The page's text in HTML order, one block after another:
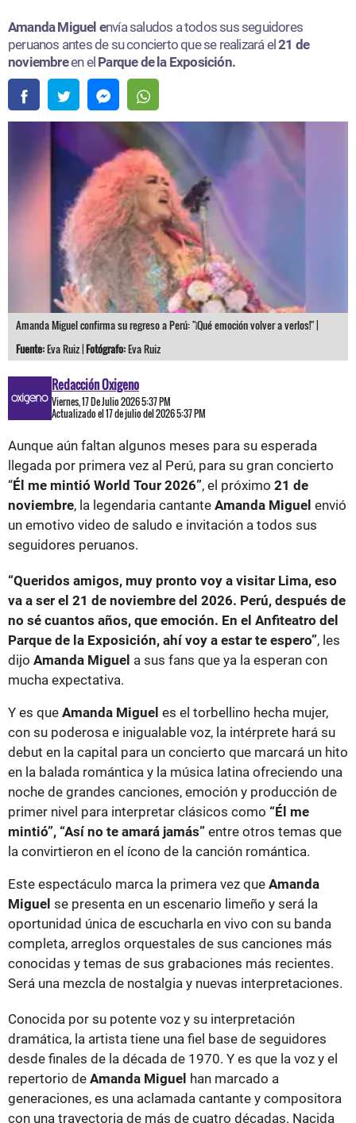
Amanda Miguel envía saludos a todos sus seguidores
peruanos antes de su concierto que se realizará el21 de
noviembreen el Parque de la Exposición.
Amanda Miguel confirma su regreso a Perú: "¡Qué emoción volver a verlos!" |
Fuente:Eva Ruiz |Fotógrafo:Eva Ruiz
Redacción Oxigeno
Viernes, 17 De Julio 2026 5:37 PM
Actualizado el 17 de julio del 2026 5:37 PM
Aunque aún faltan algunos meses para su esperada
llegada por primera vez al Perú, para su gran concierto
“Él me mintió World Tour 2026”, el próximo 21 de
noviembre, la legendaria cantante Amanda Miguel envió
un emotivo video de saludo e invitación a todos sus
seguidores peruanos.
“Queridos amigos, muy pronto voy a visitar Lima, eso
va a ser el 21 de noviembre del 2026. Perú, después de
no sé cuantos años, que emoción. En el Anfiteatro del
Parque de la Exposición, ahí voy a estar te espero”, les
dijo Amanda Miguel a sus fans que ya la esperan con
mucha expectativa.
Y es que Amanda Miguel es el torbellino hecha mujer,
con su poderosa e inigualable voz, la intérprete hará su
debut en la capital para un concierto que marcará un hito
en la balada romántica y la música latina ofreciendo una
noche de grandes canciones, emoción y producción de
primer nivel para interpretar clásicos como “Él me
mintió”, “Así no te amará jamás” entre otros temas que
la convirtieron en el ícono de la canción romántica.
Este espectáculo marca la primera vez que Amanda
Miguel se presenta en un escenario limeño y será la
oportunidad única de escucharla en vivo con su banda
completa, arreglos orquestales de sus canciones más
conocidas y temas de sus grabaciones más recientes.
Será una mezcla de nostalgia y nuevas interpretaciones.
Conocida por su potente voz y su interpretación
dramática, la artista tiene una fiel base de seguidores
desde finales de la década de 1970. Y es que la voz y el
repertorio de Amanda Miguel han marcado a
generaciones, es una aclamada cantante y compositora
con una trayectoria de más de cuatro décadas. Nacida